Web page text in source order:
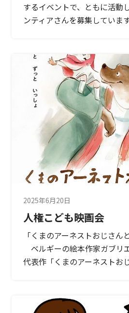
するイベントで、ともに活動
ンティアさんを募集していま
2025年6月20日
人権こども映画会
「くまのアーネストおじさん
ベルギーの絵本作家ガブリ
代表作「くまのアーネストお